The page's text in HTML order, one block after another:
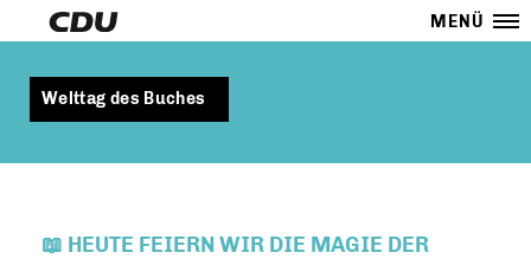
MENÜ
Welttag des Buches
📖 HEUTE FEIERN WIR DIE MAGIE DER